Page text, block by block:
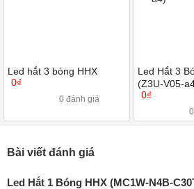
Led hắt 3 bóng HHX
0₫
0 đánh giá
Led Hắt 3
(Z3U-V05-
0₫
Bài viết đánh giá
Led Hắt 1 Bóng HHX (MC1W-N4B-